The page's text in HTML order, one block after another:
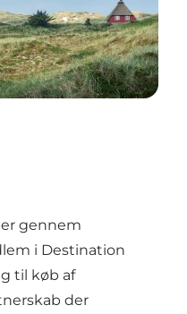
gennem
i Destination
til køb af
der